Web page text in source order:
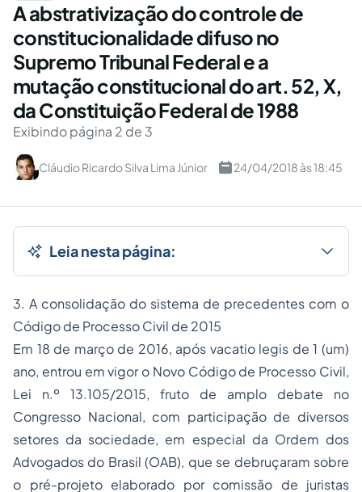
A abstrativização do controle de
constitucionalidade difuso no
Supremo Tribunal Federal e a
mutação constitucional do art. 52, X,
da Constituição Federal de 1988
Exibindo página 2 de 3
Cláudio Ricardo Silva Lima Júnior 24/04/2018 às 18:45
Leia nesta página:
3. A consolidação do sistema de precedentes com o
Código de Processo Civil de 2015
Em 18 de março de 2016, após vacatio legis de 1 (um)
ano, entrou em vigor o Novo Código de Processo Civil,
Lei n.º 13.105/2015, fruto de amplo debate no
Congresso Nacional, com participação de diversos
setores da sociedade, em especial da Ordem dos
Advogados do Brasil (OAB), que se debruçaram sobre
o pré-projeto elaborado por comissão de juristas